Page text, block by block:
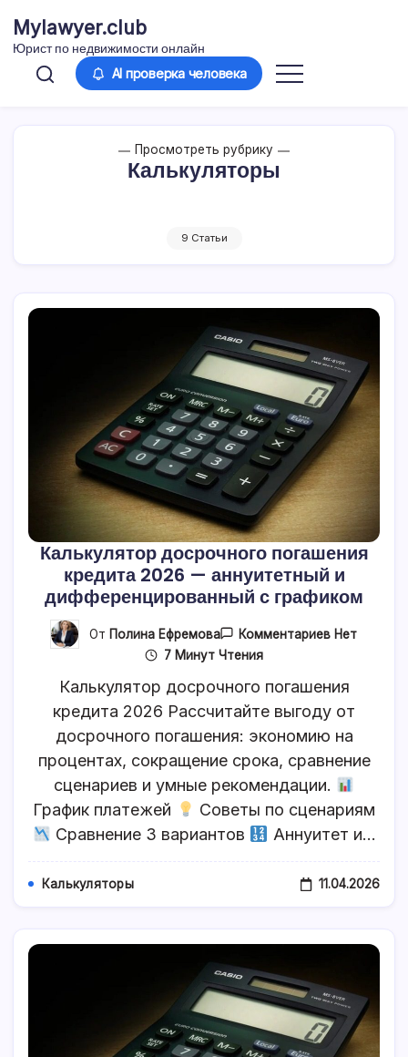
содержимому
Mylawyer.club
Юрист по недвижимости онлайн
AI проверка человека
Просмотреть рубрику
Калькуляторы
9 Статьи
Калькулятор досрочного погашения
кредита 2026 — аннуитетный и
дифференцированный с графиком
От Полина Ефремова КомментариевК
Погашения
Кредита
2026
—
И
С
Графиком
Нет
7 Минут Чтения
Калькулятор досрочного погашения
кредита 2026 Рассчитайте выгоду от
досрочного погашения: экономию на
процентах, сокращение срока, сравнение
сценариев и умные рекомендации.
График платежей
Советы по сценариям
Сравнение 3 вариантов
Аннуитет и…
Калькуляторы 11.04.2026